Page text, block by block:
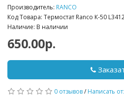
Производитель: RANCO
Код Товара: Термостат Ranco К-50
Наличие: В наличии
650.00р.
0 отзывов/ Написать